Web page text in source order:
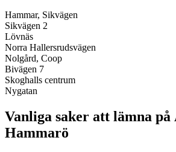
Hammar, Sikvägen
Sikvägen 2
Lövnäs
Norra Hallersrudsvägen
Nolgård, Coop
Bivägen 7
Skoghalls centrum
Nygatan
Vanliga saker att lämna på
Hammarö